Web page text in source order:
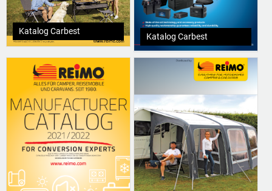
Katalog Carbest
Katalog Carbest